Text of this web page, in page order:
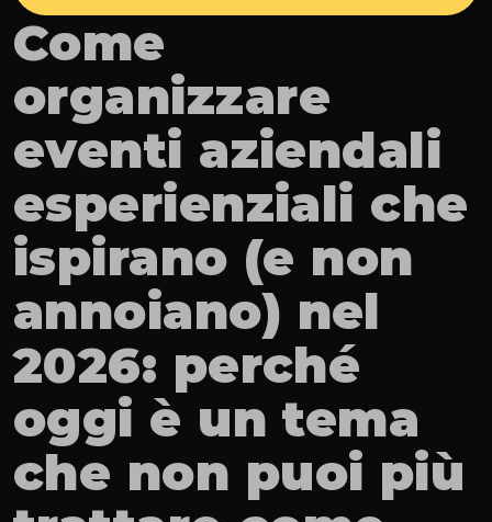
Come
organizzare
eventi aziendali
esperienziali che
ispirano (e non
annoiano) nel
2026: perché
oggi è un tema
che non puoi più